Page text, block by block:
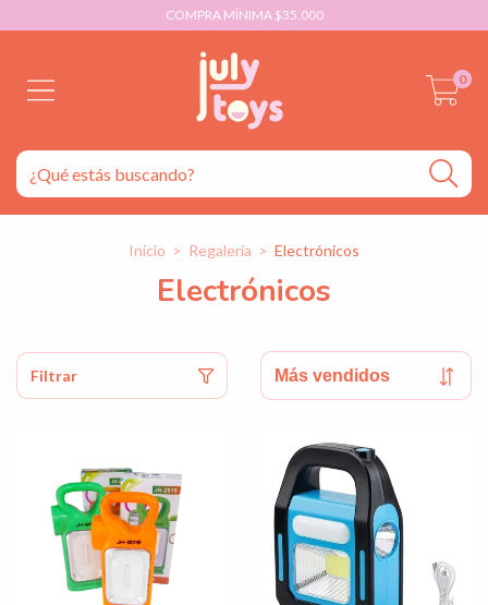
COMPRA MÍNIMA $35.000
0
Inicio > Regalería > Electrónicos
Electrónicos
Filtrar